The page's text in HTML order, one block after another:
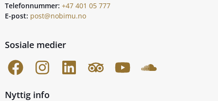
Telefonnummer: +47 401 05 777
E-post: post@nobimu.no
Sosiale medier
Nyttig info